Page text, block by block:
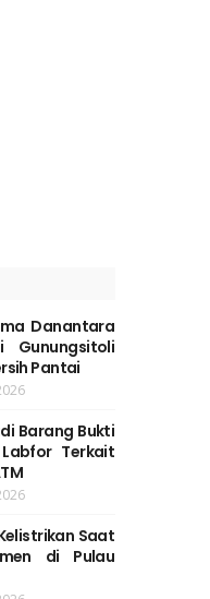
Danantara
Gunungsitoli
Pantai
Barang Bukti
Terkait
Saat
di Pulau